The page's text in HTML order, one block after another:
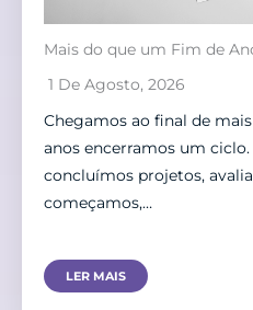
Mais do que um Fim de
1 De Agosto, 2026
Chegamos ao final de
anos encerramos um
concluímos projetos,
começamos,…
LER MAIS